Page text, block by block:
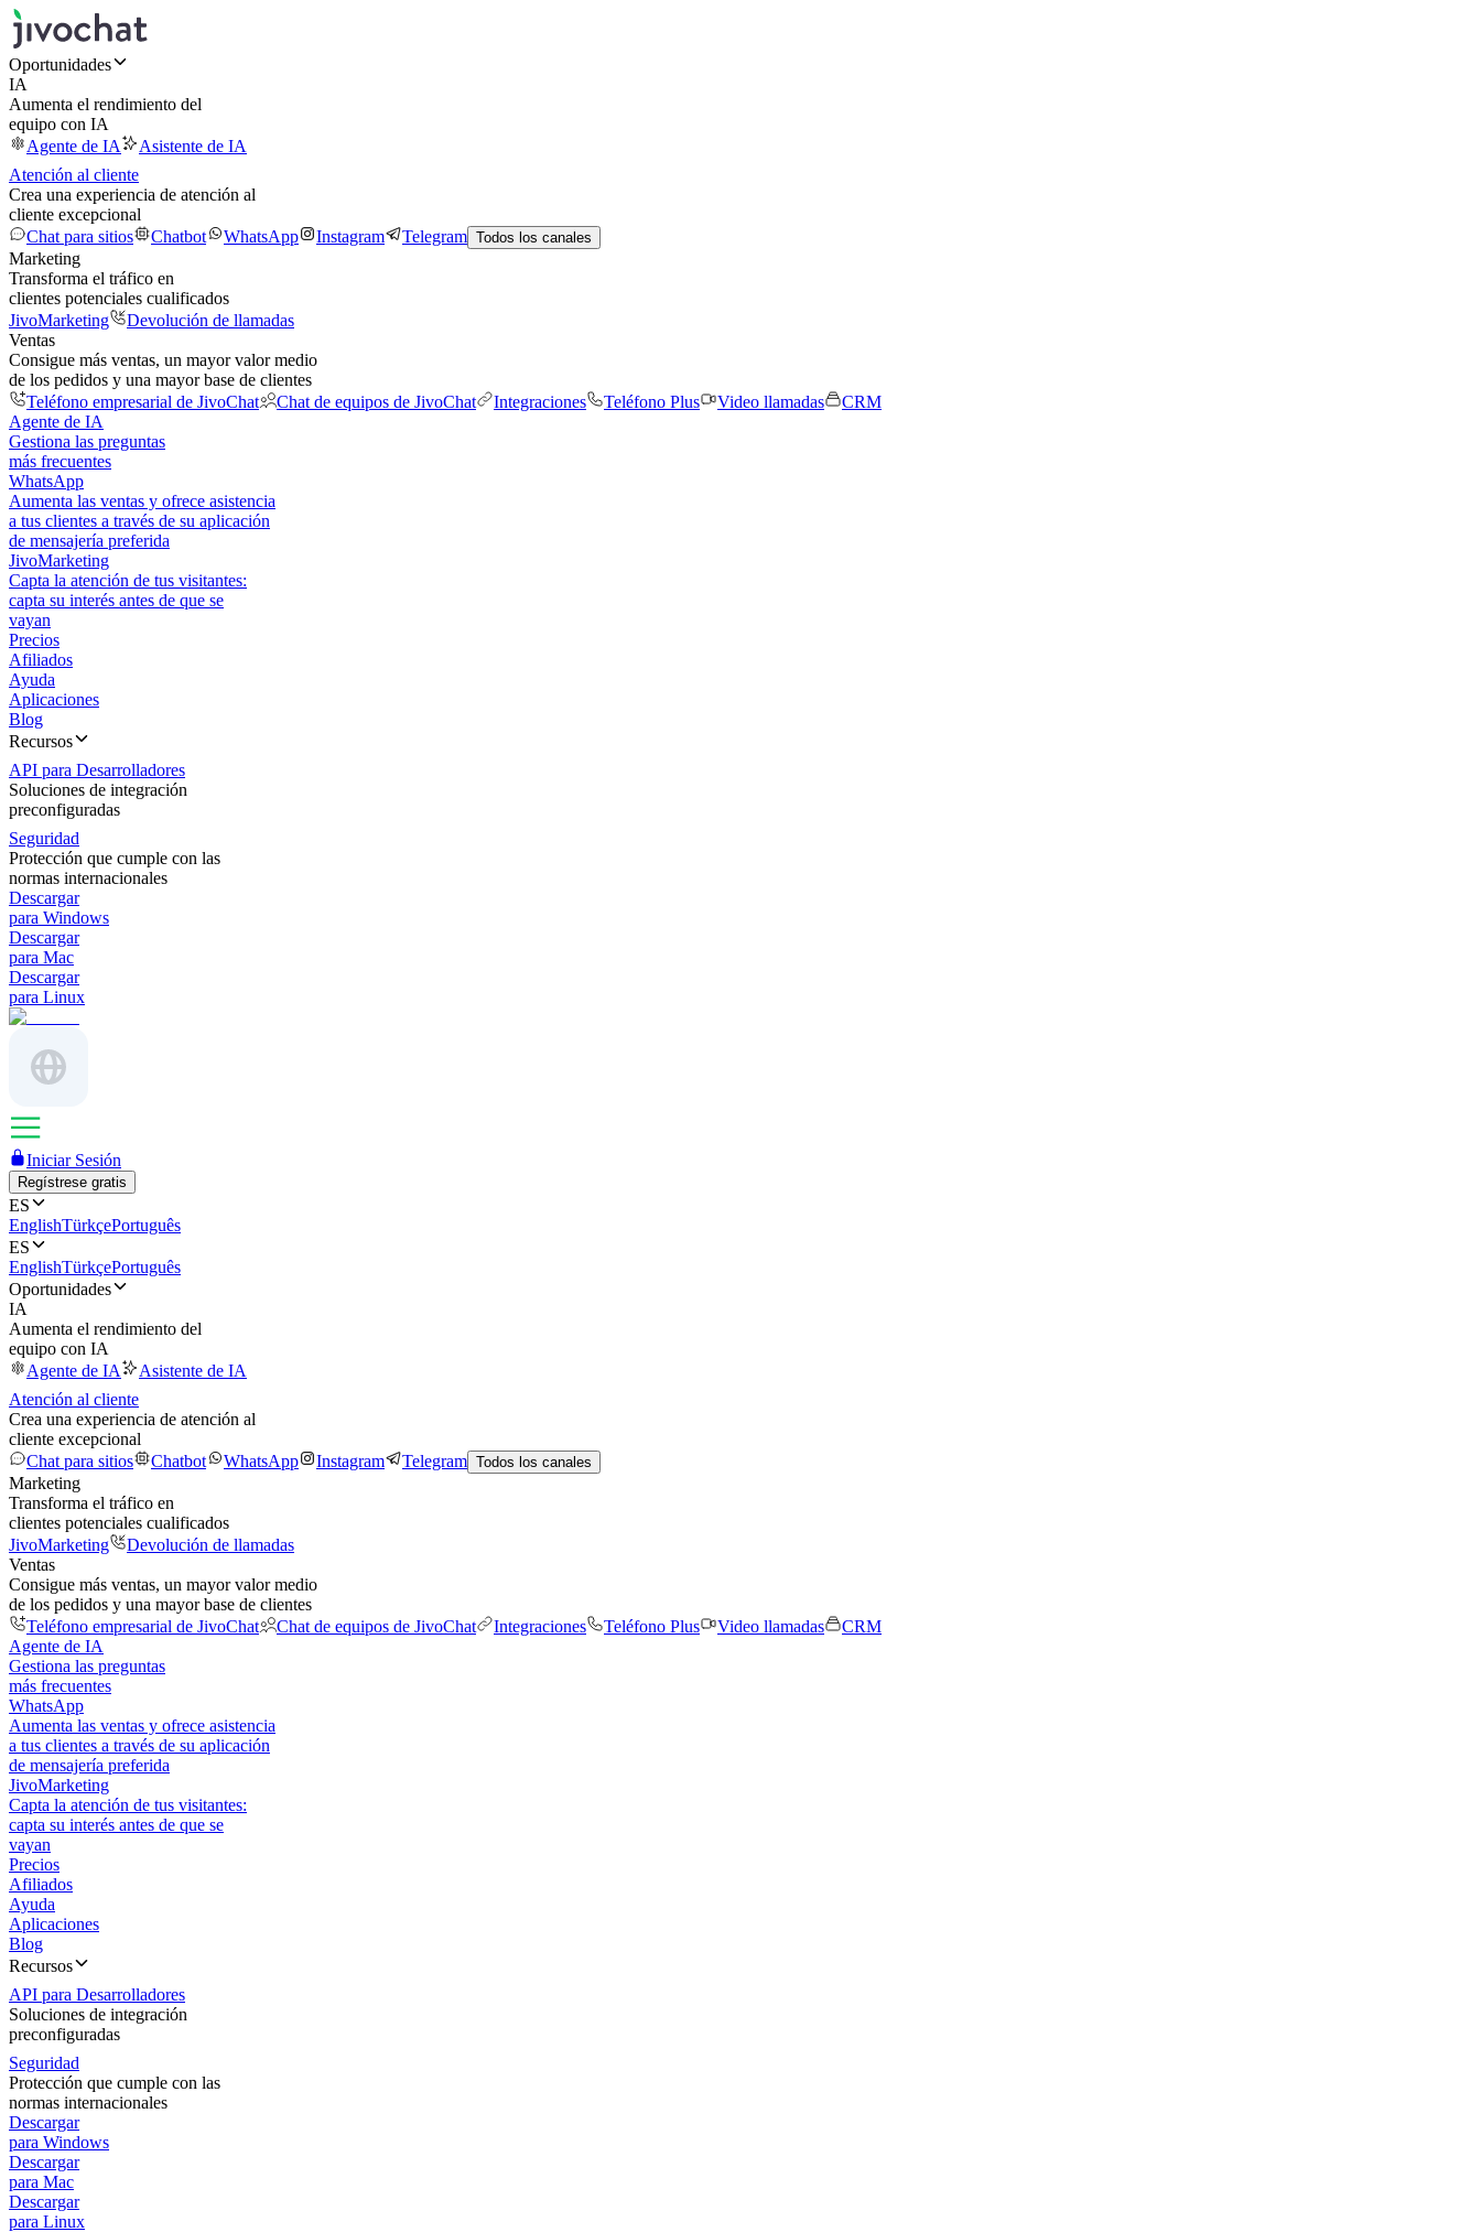
Oportunidades
IA
Aumenta el rendimiento del
equipo con IA
Agente de IA
Asistente de IA
Atención al cliente
Crea una experiencia de atención al
cliente excepcional
Chat para sitios
Chatbot WhatsApp Instagram Telegram Todos los canales
Marketing
Transforma el tráfico en
clientes potenciales cualificados
JivoMarketing
Devolución de llamadas
Ventas
Consigue más ventas, un mayor valor medio
de los pedidos y una mayor base de clientes
Teléfono empresarial de JivoChat
Chat de equipos de JivoChat Integraciones Teléfono Plus Video llamadas
CRM
Agente de IA
Gestiona las preguntas
más frecuentes
WhatsApp
Aumenta las ventas y ofrece asistencia
a tus clientes a través de su aplicación
de mensajería preferida
JivoMarketing
Capta la atención de tus visitantes:
capta su interés antes de que se
vayan
Precios
Afiliados
Ayuda
Aplicaciones
Blog
Recursos
API para Desarrolladores
Soluciones de integración
preconfiguradas
Seguridad
Protección que cumple con las
normas internacionales
Descargar
para Windows
Descargar
para Mac
Descargar
para Linux
Iniciar Sesión
Regístrese gratis
ES
EnglishTürkçePortuguês
ES
EnglishTürkçePortuguês
Oportunidades
IA
Aumenta el rendimiento del
equipo con IA
Agente de IA
Asistente de IA
Atención al cliente
Crea una experiencia de atención al
cliente excepcional
Chat para sitios
Chatbot WhatsApp Instagram Telegram Todos los canales
Marketing
Transforma el tráfico en
clientes potenciales cualificados
JivoMarketing
Devolución de llamadas
Ventas
Consigue más ventas, un mayor valor medio
de los pedidos y una mayor base de clientes
Teléfono empresarial de JivoChat
Chat de equipos de JivoChat Integraciones Teléfono Plus Video llamadas
CRM
Agente de IA
Gestiona las preguntas
más frecuentes
WhatsApp
Aumenta las ventas y ofrece asistencia
a tus clientes a través de su aplicación
de mensajería preferida
JivoMarketing
Capta la atención de tus visitantes:
capta su interés antes de que se
vayan
Precios
Afiliados
Ayuda
Aplicaciones
Blog
Recursos
API para Desarrolladores
Soluciones de integración
preconfiguradas
Seguridad
Protección que cumple con las
normas internacionales
Descargar
para Windows
Descargar
para Mac
Descargar
para Linux